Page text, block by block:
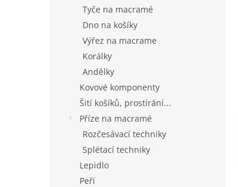
Tyče na macramé
Dno na košíky
Výřez na macrame
Korálky
Andělky
Kovové komponenty
Šití košíků, prostírání...
Příze na macramé
Rozčesávací techniky
Splétací techniky
Lepidlo
Peří